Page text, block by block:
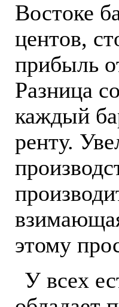
Востоке
центов,
прибыль
Разница
каждый
ренту.
этому
У всех